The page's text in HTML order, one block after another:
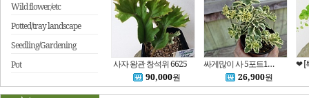
Wild flower/etc
Potted/tray landscape
Seedling/Gardening
Pot
사자 왕관 창석위 6625
90,000원
싸게많이 사 5포트1세트 무늬숙근세덤 아틀란티스 전국노지월동가능 {하와이꽃집}
26,900원